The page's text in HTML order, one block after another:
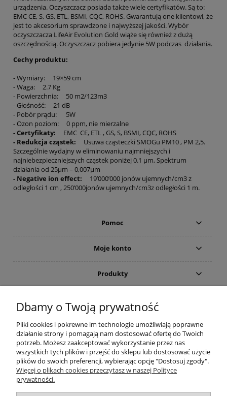
urządzenia. Oczyszczacz posiada także wiele certyfikatów. Są to:
EMC CE, S, GS, ETL, BSMI, CQC, ROHS. Gwarantują one klientowi, że
jest to akcesorium sprawdzone i najwyższej jakości. Wybór
oczyszczacza LifeAir Evolution Gold wiąże się również z dużą
oszczędnością. Oczyszczacz pobiera jedynie 5W podczas działania.
Cechy produktu:
- Wymiary: 19×59 cm
- Waga: 2.7 Kg
- Powierzchnia: 50 m2/123m3
- Głośność: 21 dB
- Pobór prądu: 5W
- Ozon poziom: 0 ppm, nie mierzalne
- Certyfikaty: EMC CE, ETL , GS, S, BSMI, CQC, ROHS
- Redukcja cząstek: Usuwa cząsteczki SMOGu PM10 , PM 2,5.
Szczególnie wydajny w eliminowaniu najmniejszych i
najniebezpieczniejszych cząstek poniżej 0.1 µm, Spektrum
działania od 25µm – 0,007µm
- Negative ion effect: 19’000’000 jonów ujemnych/cm3 z
odległości 1 cm , 250’000jonów ujemnych/cm3z odległości 1 m.
Pomoc
Moje konto
Produkty
O firmie
(c)2015-2022 Sklep internetowy Higieniczny.pl - Ergonomia czystości:
Wyposażenie toalet publicznych (suszarka do rąk; dozownik mydła) oraz
łazienek dla osób niepełnosprawnych (poręcze i uchwyty). Wszelkie prawa
zastrzeżone. Zakaz kopiowania i powielania treści. Strona korzysta z plików
Dbamy o Twoją prywatność
Pliki cookies i pokrewne im technologie umożliwiają poprawne
działanie strony i pomagają nam dostosować ofertę do Twoich
potrzeb. Możesz zaakceptować wykorzystanie przez nas
wszystkich tych plików i przejść do sklepu lub dostosować użycie
plików do swoich preferencji, wybierając opcję "Dostosuj zgody".
Więcej o plikach cookies przeczytasz w naszej Polityce
prywatności.